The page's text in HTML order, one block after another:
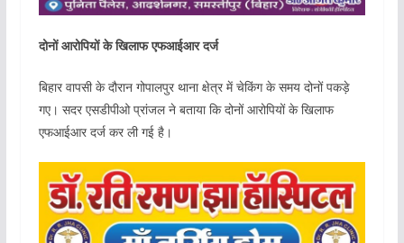
दोनों आरोपियों के खिलाफ एफआईआर दर्ज
बिहार वापसी के दौरान गोपालपुर थाना क्षेत्र में चेकिंग के समय दोनों पकड़े
गए। सदर एसडीपीओ प्रांजल ने बताया कि दोनों आरोपियों के खिलाफ
एफआईआर दर्ज कर ली गई है।